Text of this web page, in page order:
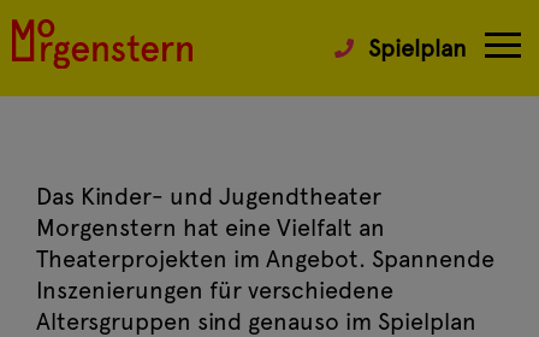
Spielplan
Das Kinder- und Jugendtheater
Morgenstern hat eine Vielfalt an
Theaterprojekten im Angebot. Spannende
Inszenierungen für verschiedene
Altersgruppen sind genauso im Spielplan